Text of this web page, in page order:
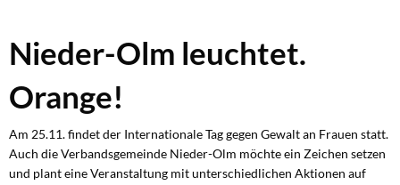
Orange
–
Zeichen
setzen
Nieder-Olm leuchtet.
Orange!
Am 25.11. findet der Internationale Tag gegen Gewalt an Frauen statt.
Auch die Verbandsgemeinde Nieder-Olm möchte ein Zeichen setzen
und plant eine Veranstaltung mit unterschiedlichen Aktionen auf